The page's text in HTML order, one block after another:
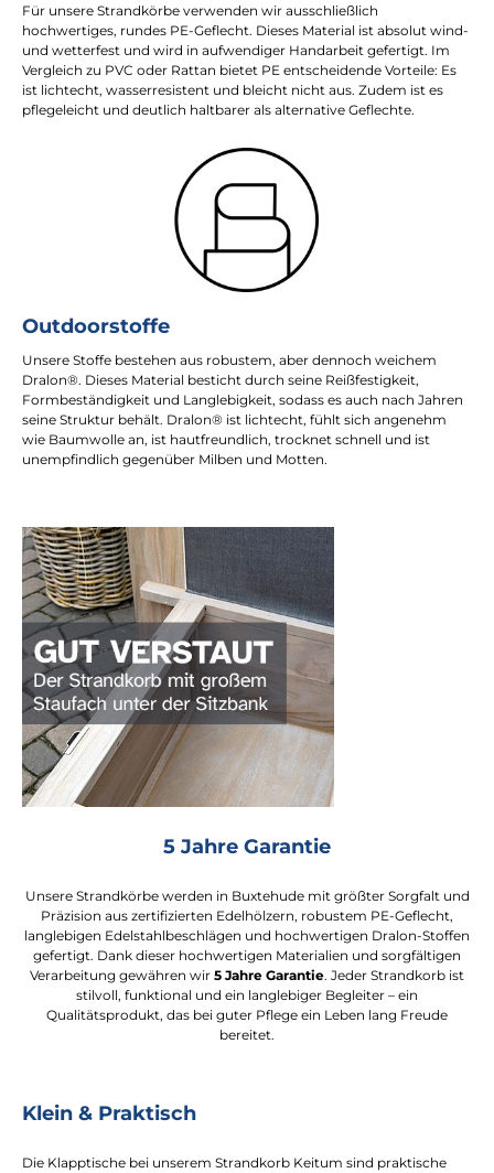
Für unsere Strandkörbe verwenden wir ausschließlich
hochwertiges, rundes PE-Geflecht. Dieses Material ist absolut wind-
und wetterfest und wird in aufwendiger Handarbeit gefertigt. Im
Vergleich zu PVC oder Rattan bietet PE entscheidende Vorteile: Es
ist lichtecht, wasserresistent und bleicht nicht aus. Zudem ist es
pflegeleicht und deutlich haltbarer als alternative Geflechte.
Outdoorstoffe
Unsere Stoffe bestehen aus robustem, aber dennoch weichem
Dralon®. Dieses Material besticht durch seine Reißfestigkeit,
Formbeständigkeit und Langlebigkeit, sodass es auch nach Jahren
seine Struktur behält. Dralon® ist lichtecht, fühlt sich angenehm
wie Baumwolle an, ist hautfreundlich, trocknet schnell und ist
unempfindlich gegenüber Milben und Motten.
5 Jahre Garantie
Unsere Strandkörbe werden in Buxtehude mit größter Sorgfalt und
Präzision aus zertifizierten Edelhölzern, robustem PE-Geflecht,
langlebigen Edelstahlbeschlägen und hochwertigen Dralon-Stoffen
gefertigt. Dank dieser hochwertigen Materialien und sorgfältigen
Verarbeitung gewähren wir 5 Jahre Garantie. Jeder Strandkorb ist
stilvoll, funktional und ein langlebiger Begleiter – ein
Qualitätsprodukt, das bei guter Pflege ein Leben lang Freude
bereitet.
Klein & Praktisch
Die Klapptische bei unserem Strandkorb Keitum sind praktische